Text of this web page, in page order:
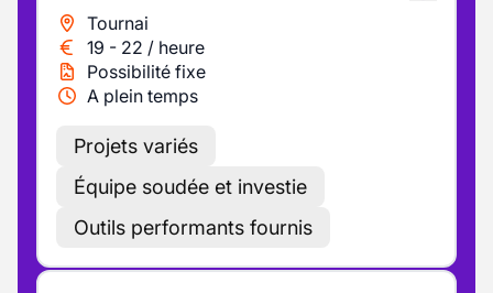
Tournai
19 - 22 / heure
Possibilité fixe
A plein temps
Projets variés
Équipe soudée et investie
Outils performants fournis